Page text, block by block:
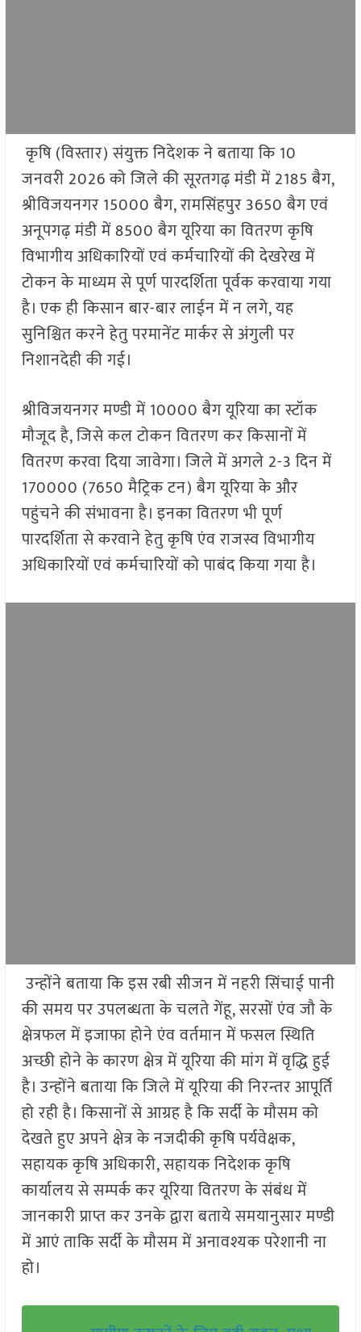
कृषि (विस्तार) संयुक्त निदेशक ने बताया कि 10
जनवरी 2026 को जिले की सूरतगढ़ मंडी में 2185 बैग,
श्रीविजयनगर 15000 बैग, रामसिंहपुर 3650 बैग एवं
अनूपगढ़ मंडी में 8500 बैग यूरिया का वितरण कृषि
विभागीय अधिकारियों एवं कर्मचारियों की देखरेख में
टोकन के माध्यम से पूर्ण पारदर्शिता पूर्वक करवाया गया
है। एक ही किसान बार-बार लाईन में न लगे, यह
सुनिश्चित करने हेतु परमानेंट मार्कर से अंगुली पर
निशानदेही की गई।
श्रीविजयनगर मण्डी में 10000 बैग यूरिया का स्टॉक
मौजूद है, जिसे कल टोकन वितरण कर किसानों में
वितरण करवा दिया जावेगा। जिले में अगले 2-3 दिन में
170000 (7650 मैट्रिक टन) बैग यूरिया के और
पहुंचने की संभावना है। इनका वितरण भी पूर्ण
पारदर्शिता से करवाने हेतु कृषि एंव राजस्व विभागीय
अधिकारियों एवं कर्मचारियों को पाबंद किया गया है।
उन्होंने बताया कि इस रबी सीजन में नहरी सिंचाई पानी
की समय पर उपलब्धता के चलते गेंहू, सरसों एंव जौ के
क्षेत्रफल में इजाफा होने एंव वर्तमान में फसल स्थिति
अच्छी होने के कारण क्षेत्र में यूरिया की मांग में वृद्धि हुई
है। उन्होंने बताया कि जिले में यूरिया की निरन्तर आपूर्ति
हो रही है। किसानों से आग्रह है कि सर्दी के मौसम को
देखते हुए अपने क्षेत्र के नजदीकी कृषि पर्यवेक्षक,
सहायक कृषि अधिकारी, सहायक निदेशक कृषि
कार्यालय से सम्पर्क कर यूरिया वितरण के संबंध में
जानकारी प्राप्त कर उनके द्वारा बताये समयानुसार मण्डी
में आएं ताकि सर्दी के मौसम में अनावश्यक परेशानी ना
हो।